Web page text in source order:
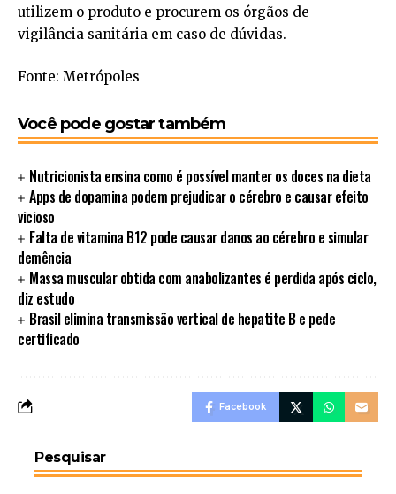
utilizem o produto e procurem os órgãos de
vigilância sanitária em caso de dúvidas.
Fonte: Metrópoles
Você pode gostar também
Nutricionista ensina como é possível manter os doces na dieta
Apps de dopamina podem prejudicar o cérebro e causar efeito
vicioso
Falta de vitamina B12 pode causar danos ao cérebro e simular
demência
Massa muscular obtida com anabolizantes é perdida após ciclo,
diz estudo
Brasil elimina transmissão vertical de hepatite B e pede
certificado
Facebook
Pesquisar